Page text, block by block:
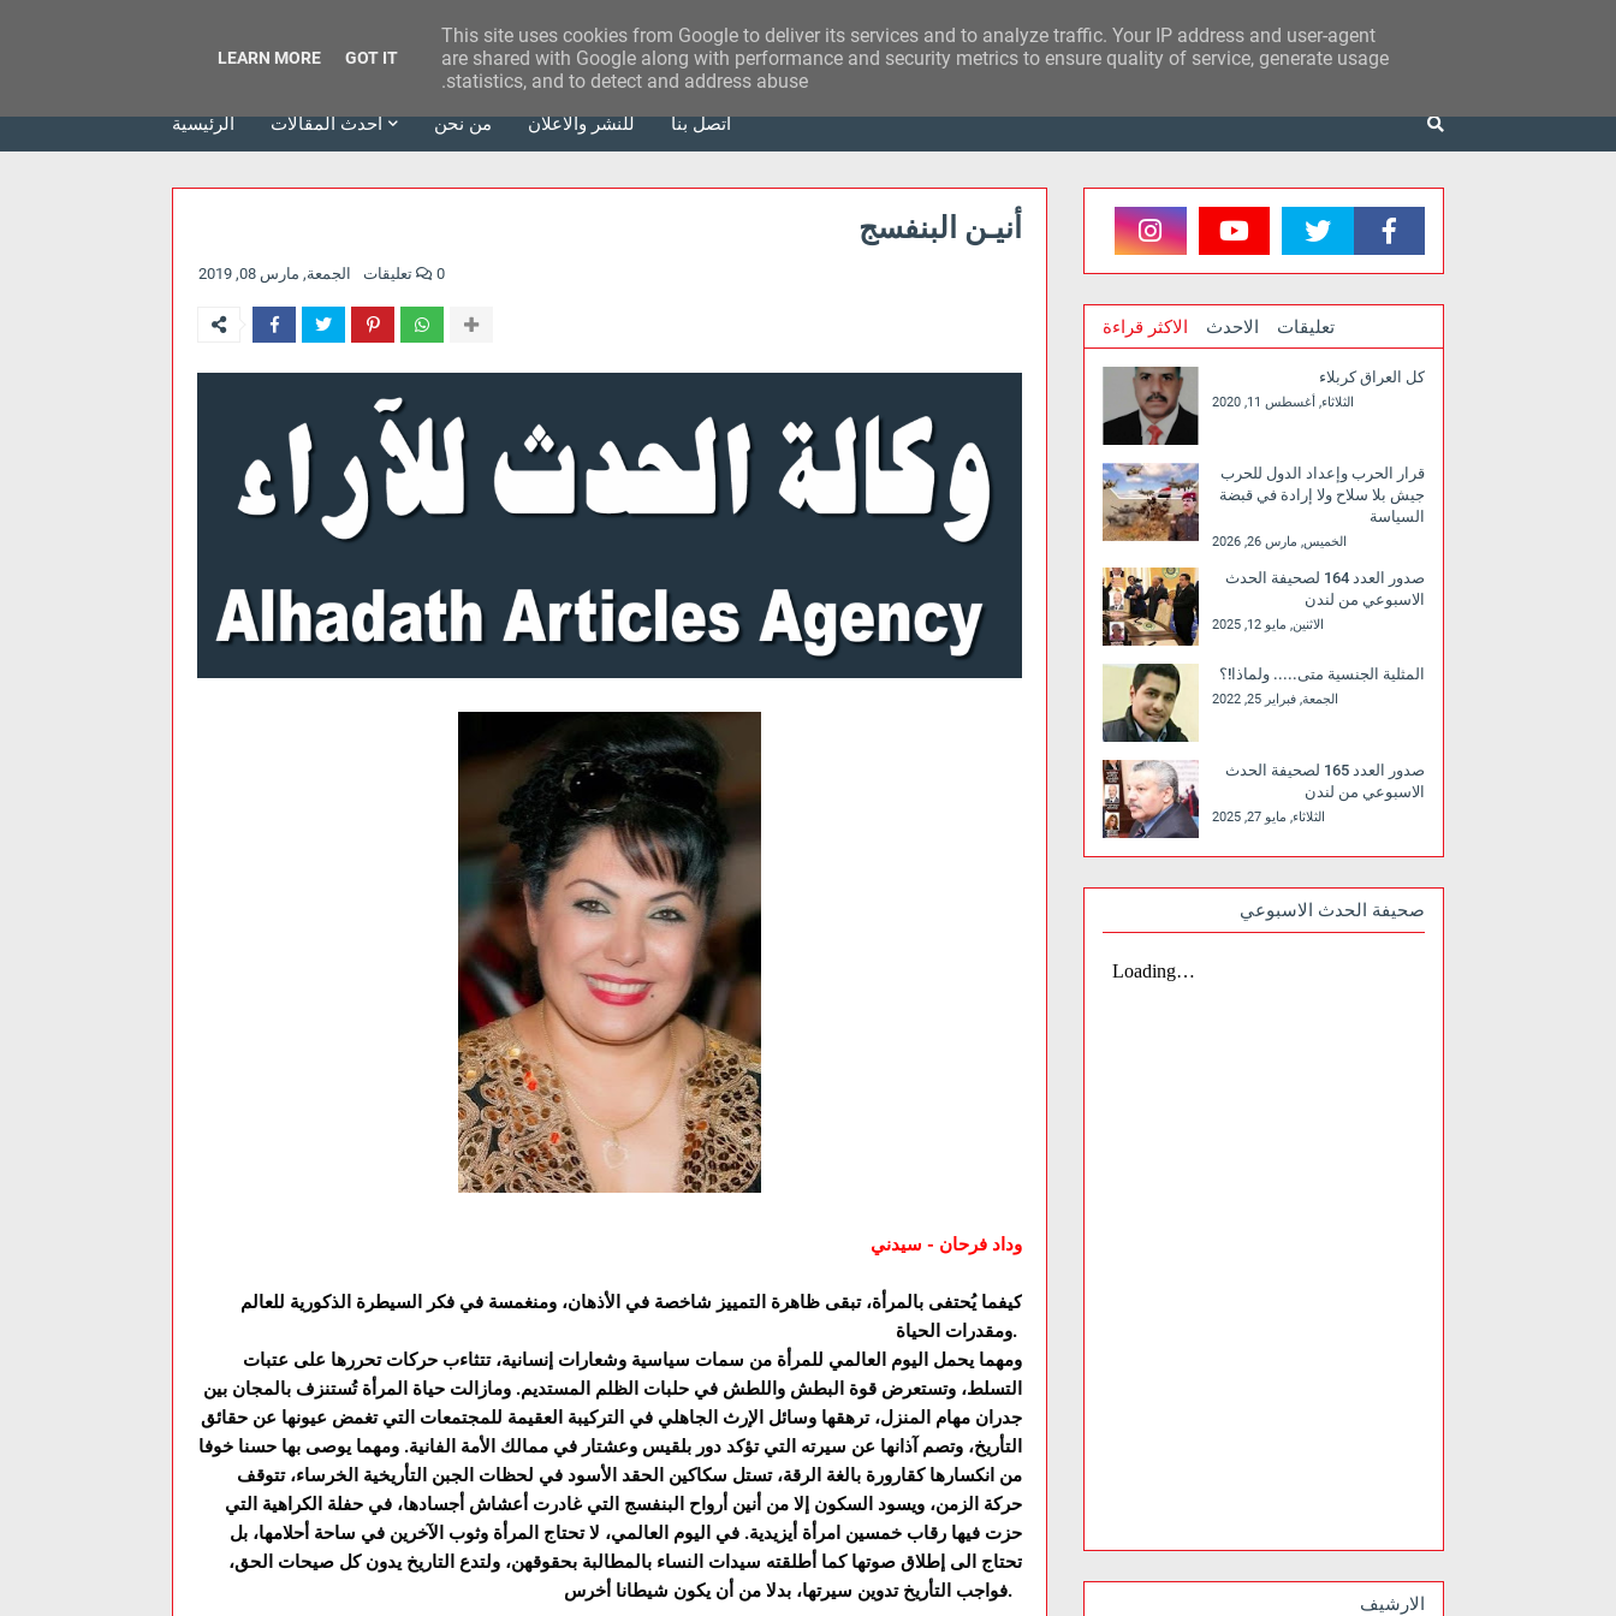
وكالة الحدث للآراء
الرئيسية أحدث المقالات من نحن للنشر والاعلان أتصل بنا
أنيـن البنفسج
الجمعة, مارس 08, 2019 0 تعليقات
وداد فرحان - سيدني
كيفما يُحتفى بالمرأة، تبقى ظاهرة التمييز شاخصة في الأذهان، ومنغمسة في فكر السيطرة الذكورية للعالم
ومقدرات الحياة.
ومهما يحمل اليوم العالمي للمرأة من سمات سياسية وشعارات إنسانية، تتثاءب حركات تحررها على عتبات
التسلط، وتستعرض قوة البطش واللطش في حلبات الظلم المستديم. ومازالت حياة المرأة تُستنزف بالمجان بين
جدران مهام المنزل، ترهقها وسائل الإرث الجاهلي في التركيبة العقيمة للمجتمعات التي تغمض عيونها عن حقائق
التأريخ، وتصم آذانها عن سيرته التي تؤكد دور بلقيس وعشتار في ممالك الأمة الفانية. ومهما يوصى بها حسنا خوفا
من انكسارها كقارورة بالغة الرقة، تستل سكاكين الحقد الأسود في لحظات الجبن التأريخية الخرساء، تتوقف
حركة الزمن، ويسود السكون إلا من أنين أرواح البنفسج التي غادرت أعشاش أجسادها، في حفلة الكراهية التي
حزت فيها رقاب خمسين امرأة أيزيدية. في اليوم العالمي، لا تحتاج المرأة وثوب الآخرين في ساحة أحلامها، بل
تحتاج الى إطلاق صوتها كما أطلقته سيدات النساء بالمطالبة بحقوقهن، ولتدع التاريخ يدون كل صيحات الحق،
فواجب التأريخ تدوين سيرتها، بدلا من أن يكون شيطانا أخرس.
الاكثر قراءة الاحدث تعليقات
كل العراق كربلاء
الثلاثاء, أغسطس 11, 2020
قرار الحرب وإعداد الدول للحرب
جيش بلا سلاح ولا إرادة في قبضة
السياسة
الخميس, مارس 26, 2026
صدور العدد 164 لصحيفة الحدث
الاسبوعي من لندن
الاثنين, مايو 12, 2025
المثلية الجنسية متى..... ولماذا!؟
الجمعة, فبراير 25, 2022
صدور العدد 165 لصحيفة الحدث
الاسبوعي من لندن
الثلاثاء, مايو 27, 2025
صحيفة الحدث الاسبوعي
الارشيف
This site uses cookies from Google to deliver its services and to analyze traffic. Your IP address and user-agent
are shared with Google along with performance and security metrics to ensure quality of service, generate usage
statistics, and to detect and address abuse.
LEARN MORE GOT IT